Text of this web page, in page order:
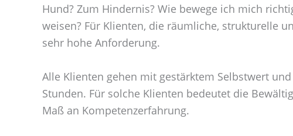
Hund? Zum Hindernis? Wie bewege ich mich
weisen? Für Klienten, die räumliche, strukturelle
sehr hohe Anforderung.
Alle Klienten gehen mit gestärktem Selbstwert
Stunden. Für solche Klienten bedeutet die
Maß an Kompetenzerfahrung.